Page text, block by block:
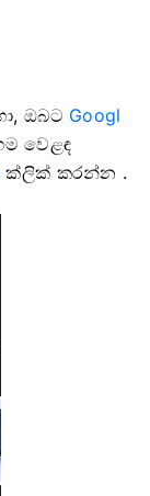
ඔබට Googl
වෙළඳ
ක්ලික් කරන්න .